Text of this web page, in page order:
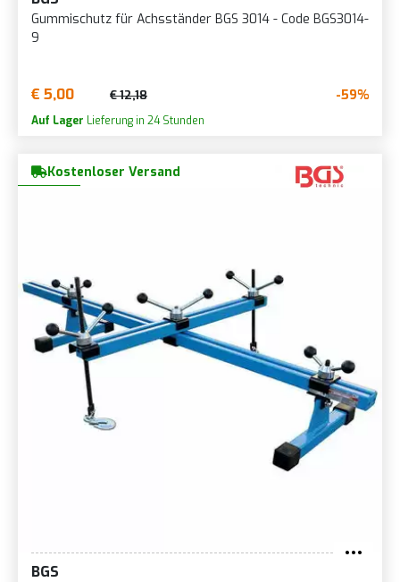
Gummischutz für Achsständer BGS 3014 - Code BGS3014-
9
€ 5,00 € 12,18 -59%
Auf Lager Lieferung in 24 Stunden
Kostenloser Versand
BGS